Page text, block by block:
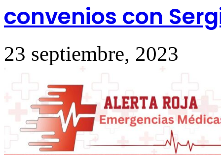
convenios con
23 septiembre, 2023